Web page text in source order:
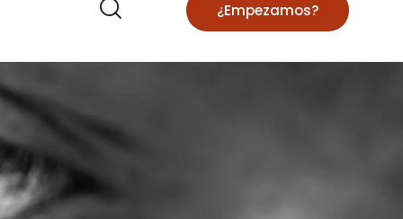
¿Empezamos?